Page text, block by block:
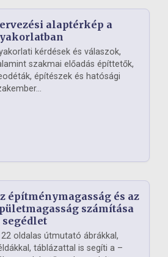
alaptérkép a
kérdések és válaszok,
szakmai előadás építtetők,
építészek és hatósági
építménymagasság és az
számítása
segédlet
oldalas útmutató ábrákkal,
táblázattal is segíti a –